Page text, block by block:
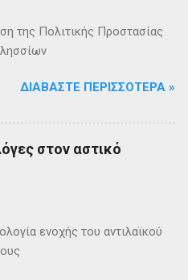
της Πολιτικής Προστασίας
ΔΙΑΒΆΣΤΕ ΠΕΡΙΣΣΌΤΕΡΑ »
στον αστικό
ενοχής του αντιλαϊκού